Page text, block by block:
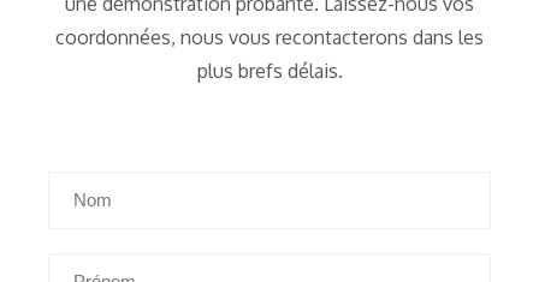
coordonnées, nous vous recontacterons dans les
plus brefs délais.